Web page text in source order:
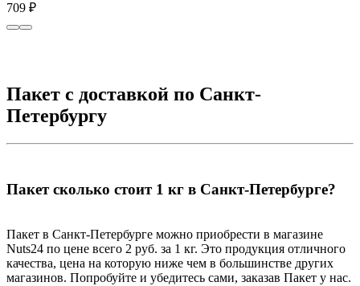
709 ₽
Пакет с доставкой по Санкт-
Петербургу
Пакет сколько стоит 1 кг в Санкт-Петербурге?
Пакет в Санкт-Петербурге можно приобрести в магазине
Nuts24 по цене всего 2 руб. за 1 кг. Это продукция отличного
качества, цена на которую ниже чем в большинстве других
магазинов. Попробуйте и убедитесь сами, заказав Пакет у нас.